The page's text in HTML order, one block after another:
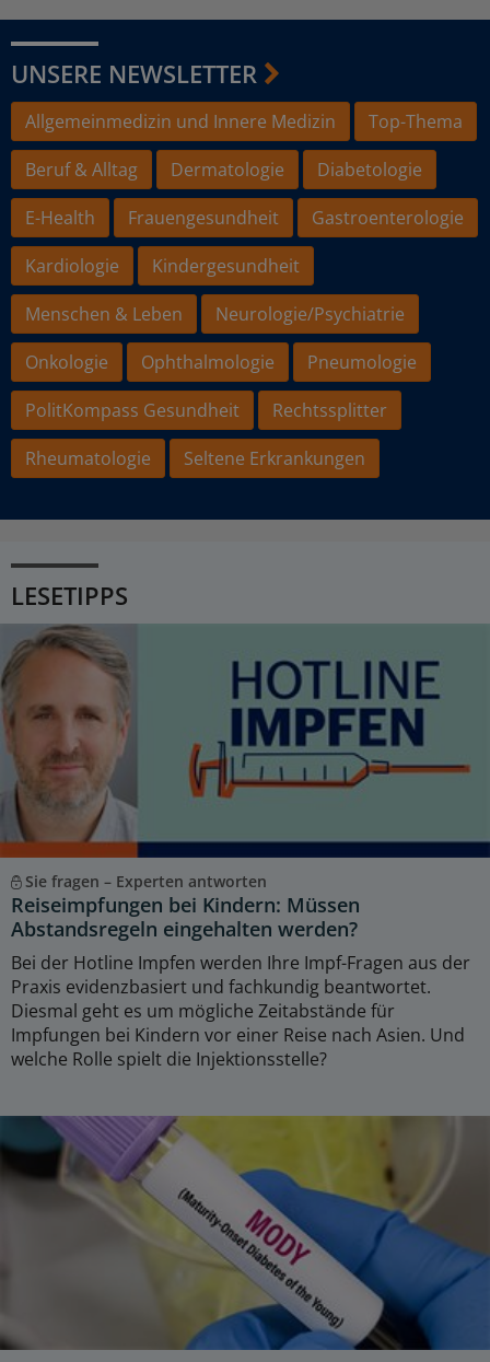
UNSERE NEWSLETTER
Allgemeinmedizin und Innere Medizin
Top-Thema
Beruf & Alltag
Dermatologie
Diabetologie
E-Health
Frauengesundheit
Gastroenterologie
Kardiologie
Kindergesundheit
Menschen & Leben
Neurologie/Psychiatrie
Onkologie
Ophthalmologie
Pneumologie
PolitKompass Gesundheit
Rechtssplitter
Rheumatologie
Seltene Erkrankungen
LESETIPPS
Sie fragen – Experten antworten
Reiseimpfungen bei Kindern: Müssen
Abstandsregeln eingehalten werden?
Bei der Hotline Impfen werden Ihre Impf-Fragen aus der
Praxis evidenzbasiert und fachkundig beantwortet.
Diesmal geht es um mögliche Zeitabstände für
Impfungen bei Kindern vor einer Reise nach Asien. Und
welche Rolle spielt die Injektionsstelle?